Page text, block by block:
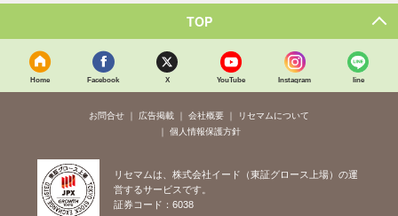
TOP
Home Facebook X YouTube Instagram line
お問合せ 広告掲載 会社概要
リセマムについて
個人情報保護方針
リセマムは、株式会社イード（東証グロース上場）の運
営するサービスです。
証券コード：6038